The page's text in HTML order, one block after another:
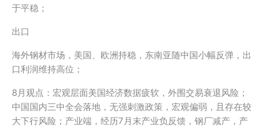
于平稳；
出口
海外钢材市场，美国、欧洲持稳，东南亚随中国小幅反弹，出
口利润维持高位；
8月观点：宏观层面美国经济数据疲软，外围交易衰退风险；
中国国内三中全会落地，无强刺激政策，宏观偏弱，且存在较
大下行风险；产业端，经历7月末产业负反馈，钢厂减产，产